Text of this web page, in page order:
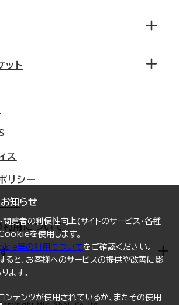
知らせ
閲覧者の利便性向上(サイトのサービス・各種
を使用します。
等の利用についてをご確認ください。
と、お客様へのサービスの提供や改善に影
ます。
ンテンツが使用されているか、またその使用
す
ュレーション
ル
ット
ト
ス
リシー
て
用について